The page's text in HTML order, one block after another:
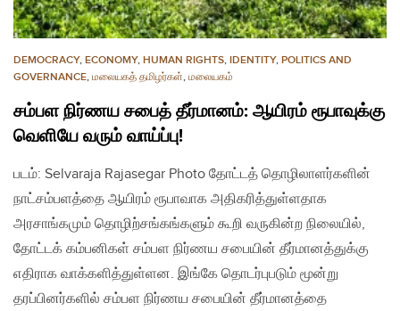
DEMOCRACY, ECONOMY, HUMAN RIGHTS, IDENTITY, POLITICS AND
GOVERNANCE, மலையகத் தமிழர்கள், மலையகம்
சம்பள நிர்ணய சபைத் தீர்மானம்: ஆயிரம் ரூபாவுக்கு
வெளியே வரும் வாய்ப்பு!
படம்: Selvaraja Rajasegar Photo தோட்டத் தொழிலாளர்களின்
நாட்சம்பளத்தை ஆயிரம் ரூபாவாக அதிகரித்துள்ளதாக
அரசாங்கமும் தொழிற்சங்கங்களும் கூறி வருகின்ற நிலையில்,
தோட்டக் கம்பனிகள் சம்பள நிர்ணய சபையின் தீர்மானத்துக்கு
எதிராக வாக்களித்துள்ளன. இங்கே தொடர்புபடும் மூன்று
தரப்பினர்களில் சம்பள நிர்ணய சபையின் தீர்மானத்தை